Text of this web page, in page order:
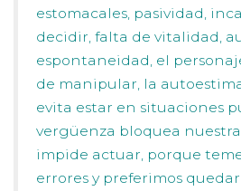
estomacales, pasividad,
decidir, falta de vitalidad,
espontaneidad, el
de manipular, la autoestima
evita estar en situaciones
vergüenza bloquea
impide actuar, porque
errores y preferimos